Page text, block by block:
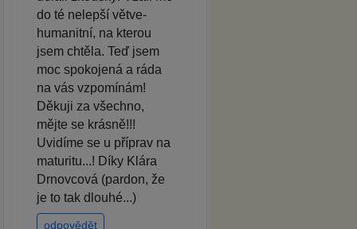
do té nelepší větve-
humanitní, na kterou
jsem chtěla. Teď jsem
moc spokojená a ráda
na vás vzpomínám!
Děkuji za všechno,
mějte se krásně!!!
Uvidíme se u příprav na
maturitu...! Díky Klára
Drnovcová (pardon, že
je to tak dlouhé...)
odpovědět